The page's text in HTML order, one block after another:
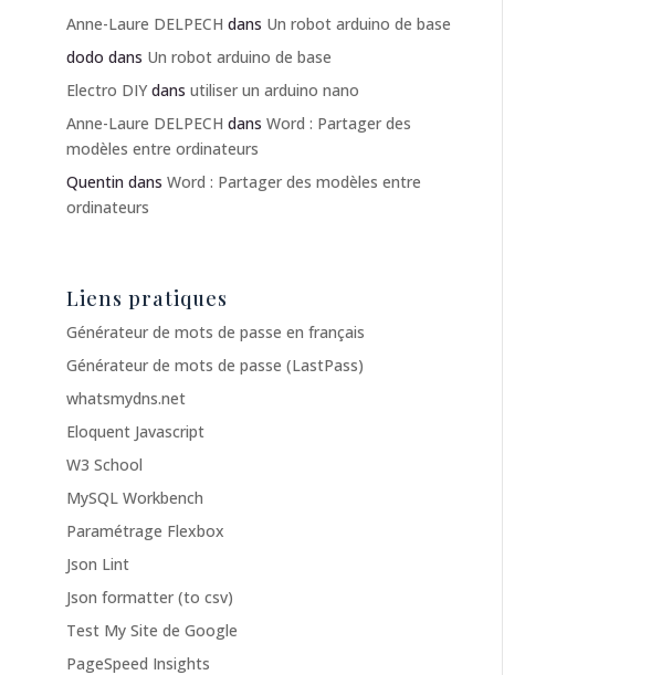
Anne-Laure DELPECH dans Un robot arduino de base
dodo dans Un robot arduino de base
Electro DIYdans utiliser un arduino nano
Anne-Laure DELPECH dans Word : Partager des
modèles entre ordinateurs
Quentindans Word : Partager des modèles entre
ordinateurs
Liens pratiques
Générateur de mots de passe en français
Générateur de mots de passe (LastPass)
whatsmydns.net
Eloquent Javascript
W3 School
MySQL Workbench
Paramétrage Flexbox
Json Lint
Json formatter (to csv)
Test My Site de Google
PageSpeed Insights